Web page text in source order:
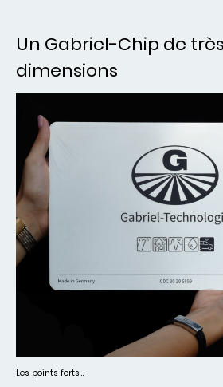
Un Gabriel-Chip de
dimensions
Les points forts…